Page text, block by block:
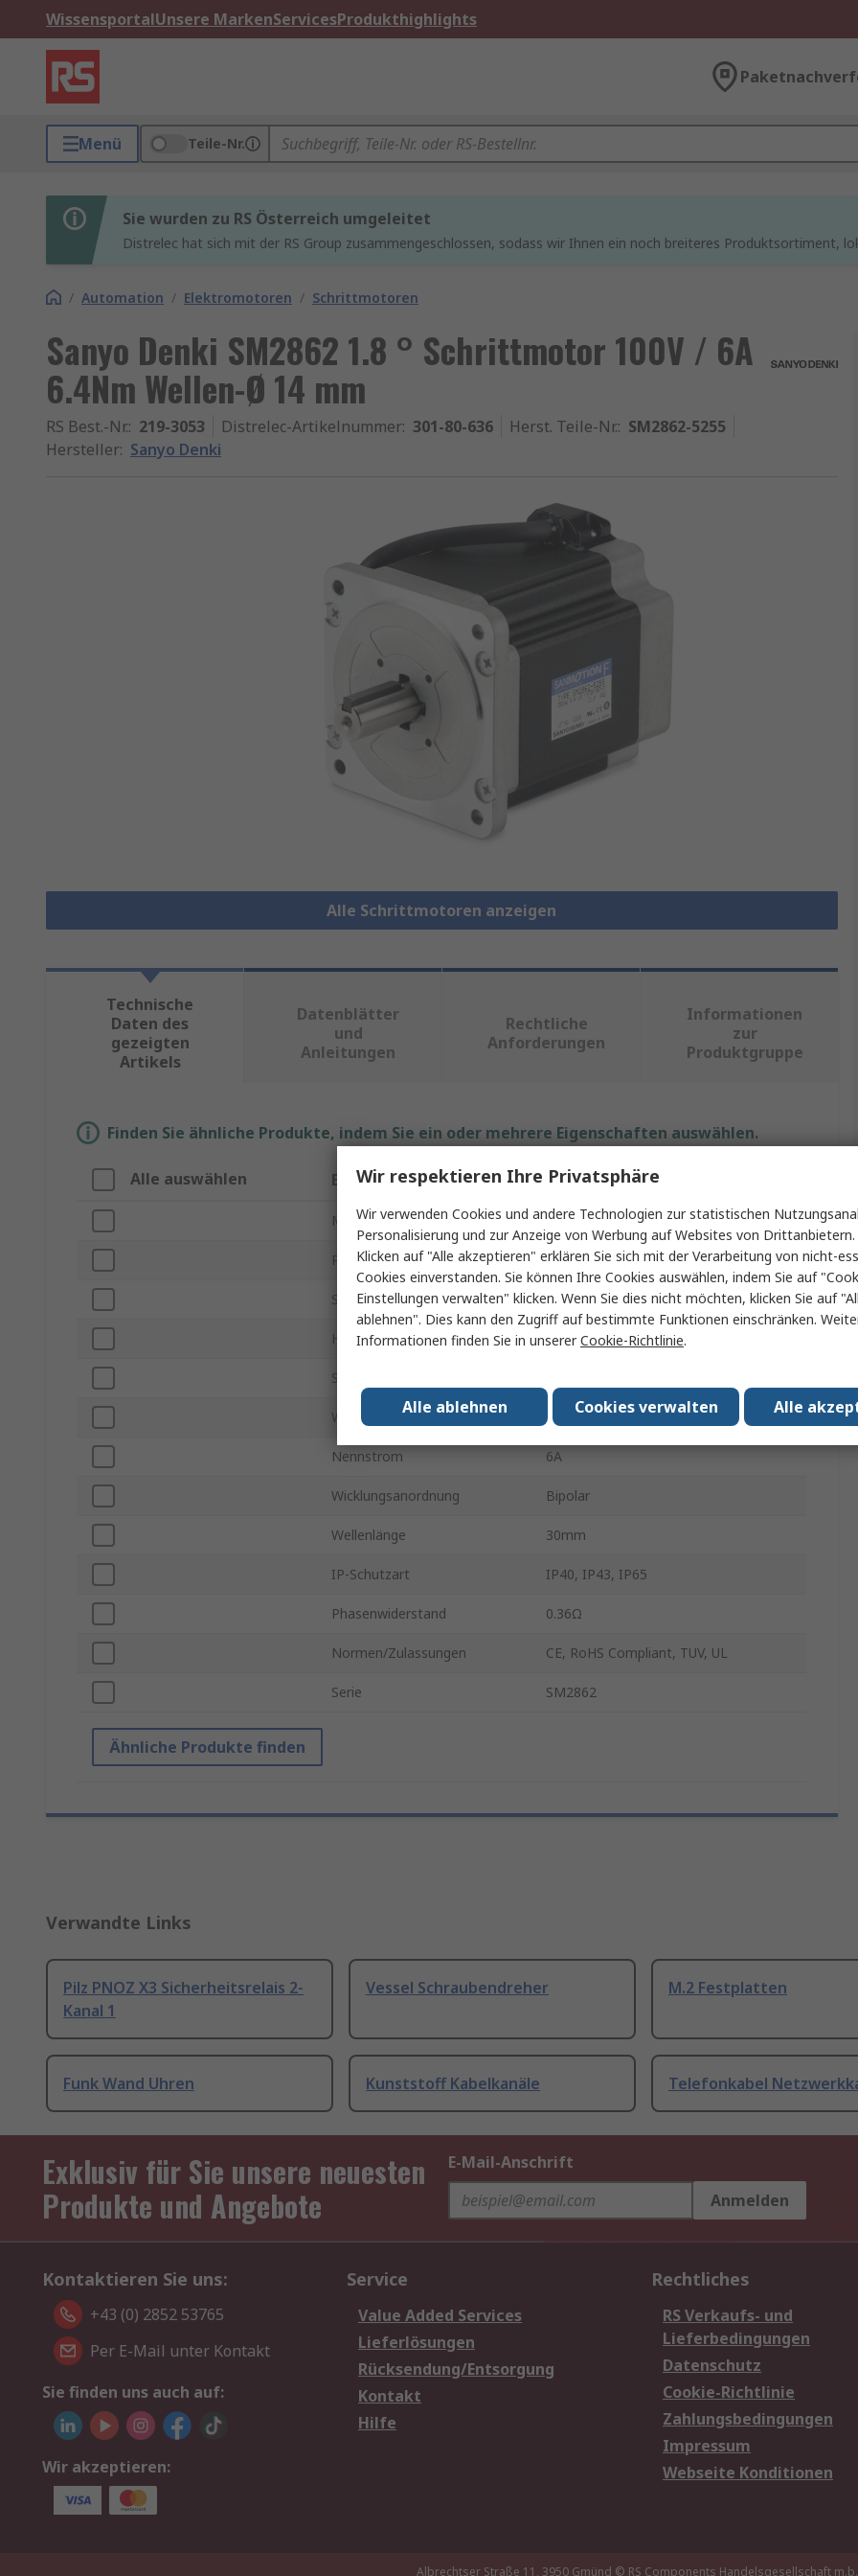
WissensportalUnsere MarkenServicesProdukthighlights
Menü Teile-Nr.
Sie wurden zu RS Österreich umgeleitet
Distrelec hat sich mit der RS Group zusammengeschlossen, sodass wir Ihnen ein noch breiteres Produktsortiment,
/ Automation / Elektromotoren / Schrittmotoren
Sanyo Denki SM2862 1.8 ° Schrittmotor 100V / 6A
6.4Nm Wellen-Ø 14 mm
RS Best.-Nr.: 219-3053 Distrelec-Artikelnummer: 301-80-636 Herst. Teile-Nr.: SM2862-5255
Hersteller: Sanyo Denki
Alle Schrittmotoren anzeigen
Technische
Daten des
gezeigten
Artikels
Datenblätter
und
Anleitungen
Rechtliche
Anforderungen
Informationen
zur
Produktgruppe
Finden Sie ähnliche Produkte, indem Sie ein oder mehrere Eigenschaften auswählen.
Alle auswählen Eigenschaft Wert
Marke Sanyo Denki
Produkt Typ Schrittmotor
Schrittwinkel 1.8°
Haltemoment 6.4Nm
Spannung
Wellendurchmesser 14mm
Nennstrom 6A
Wicklungsanordnung Bipolar
Wellenlänge 30mm
IP-Schutzart IP40, IP43, IP65
Phasenwiderstand 0.36Ω
Normen/Zulassungen CE, RoHS Compliant, TUV, UL
Serie SM2862
Ähnliche Produkte finden
Verwandte Links
Pilz PNOZ X3 Sicherheitsrelais 2-
Kanal 1
Vessel Schraubendreher M.2 Festplatten
Funk Wand Uhren Kunststoff Kabelkanäle Telefonkabel
Exklusiv für Sie unsere neuesten
Produkte und Angebote
E-Mail-Anschrift
Anmelden
Kontaktieren Sie uns:
+43 (0) 2852 53765
Per E-Mail unter Kontakt
Sie finden uns auch auf:
Wir akzeptieren:
Service
Value Added Services
Lieferlösungen
Rücksendung/Entsorgung
Kontakt
Hilfe
Rechtliches
RS Verkaufs- und
Lieferbedingungen
Datenschutz
Cookie-Richtlinie
Zahlungsbedingungen
Impressum
Webseite Konditionen
Albrechtser Straße 11, 3950 Gmünd © RS Components Handelsgesellschaft
Wir respektieren Ihre Privatsphäre
Wir verwenden Cookies und andere Technologien zur statistischen
Personalisierung und zur Anzeige von Werbung auf Websites von
Klicken auf "Alle akzeptieren" erklären Sie sich mit der Verarbeitung von nicht-
Cookies einverstanden. Sie können Ihre Cookies auswählen, indem Sie auf
Einstellungen verwalten" klicken. Wenn Sie dies nicht möchten, klicken Sie auf
ablehnen". Dies kann den Zugriff auf bestimmte Funktionen einschränken.
Informationen finden Sie in unsererCookie-Richtlinie.
Alle
Cookies verwalten
Alle ablehnen